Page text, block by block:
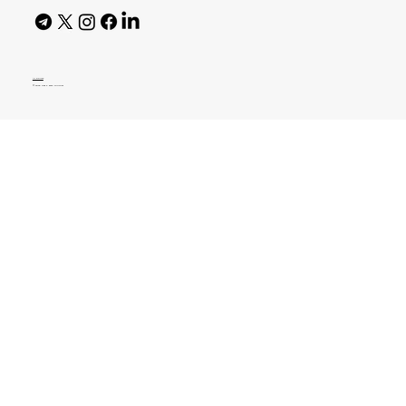
AI Policy
© 2026 High Bar Journal